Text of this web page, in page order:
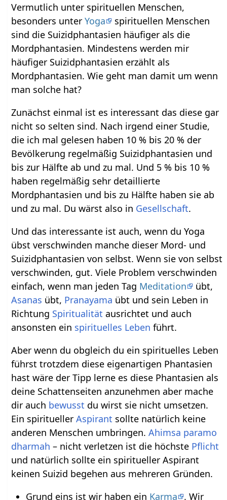
Vermutlich unter spirituellen Menschen,
besonders unterYoga
spirituellen Menschen
sind die Suizidphantasien häufiger als die
Mordphantasien. Mindestens werden mir
häufiger Suizidphantasien erzählt als
Mordphantasien. Wie geht man damit um wenn
man solche hat?
Zunächst einmal ist es interessant das diese gar
nicht so selten sind. Nach irgend einer Studie,
die ich mal gelesen haben 10 % bis 20 % der
Bevölkerung regelmäßig Suizidphantasien und
bis zur Hälfte ab und zu mal. Und 5 % bis 10 %
haben regelmäßig sehr detaillierte
Mordphantasien und bis zu Hälfte haben sie ab
und zu mal. Du wärst also in Gesellschaft.
Und das interessante ist auch, wenn du Yoga
übst verschwinden manche dieser Mord- und
Suizidphantasien von selbst. Wenn sie von selbst
verschwinden, gut. Viele Problem verschwinden
einfach, wenn man jeden Tag Meditation
übt,
Asanas übt, Pranayama übt und sein Leben in
Richtung Spiritualität ausrichtet und auch
ansonsten ein spirituelles Leben führt.
Aber wenn du obgleich du ein spirituelles Leben
führst trotzdem diese eigenartigen Phantasien
hast wäre der Tipp lerne es diese Phantasien als
deine Schattenseiten anzunehmen aber mache
dir auch bewusst du wirst sie nicht umsetzen.
Ein spirituellerAspirant sollte natürlich keine
anderen Menschen umbringen.Ahimsa paramo
dharmah – nicht verletzen ist die höchste Pflicht
und natürlich sollte ein spiritueller Aspirant
keinen Suizid begehen aus mehreren Gründen.
Grund eins ist wir haben ein Karma
. Wir